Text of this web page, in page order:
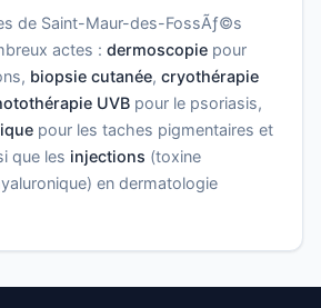
de Saint-Maur-des-FossÃƒ©s
actes : dermoscopie pour
biopsie cutanée, cryothérapie
UVB pour le psoriasis,
pour les taches pigmentaires et
que les injections (toxine
en dermatologie